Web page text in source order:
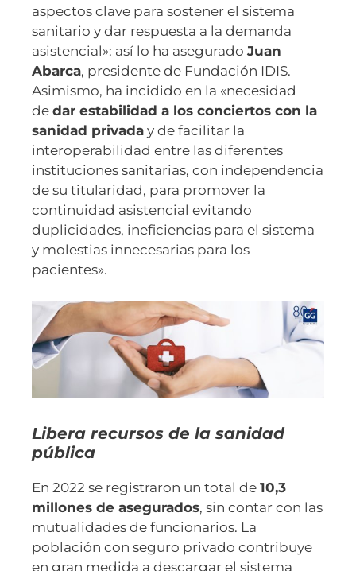
aspectos clave para sostener el sistema
sanitario y dar respuesta a la demanda
asistencial»: así lo ha asegurado Juan
Abarca, presidente de Fundación IDIS.
Asimismo, ha incidido en la «necesidad
de dar estabilidad a los conciertos con la
sanidad privada y de facilitar la
interoperabilidad entre las diferentes
instituciones sanitarias, con independencia
de su titularidad, para promover la
continuidad asistencial evitando
duplicidades, ineficiencias para el sistema
y molestias innecesarias para los
pacientes».
Libera recursos de la sanidad
pública
En 2022 se registraron un total de 10,3
millones de asegurados, sin contar con las
mutualidades de funcionarios. La
población con seguro privado contribuye
en gran medida a descargar el sistema